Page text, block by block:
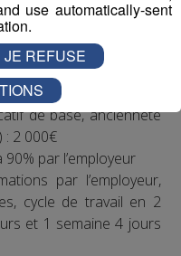
travail 1 weekend /2
CCN 1966,
de base, ancienneté
: 2 000€
par l’employeur
par l’employeur,
cycle de travail en 2
et 1 semaine 4 jours
use automatically-sent
JE REFUSE